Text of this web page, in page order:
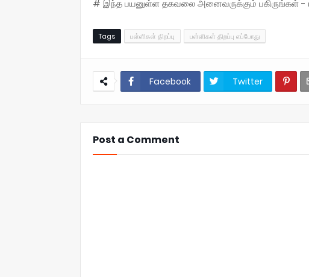
# இந்த பயனுள்ள தகவலை அனைவருக்கும் பகிருங்கள் -
Tags பள்ளிகள் திறப்பு பள்ளிகள் திறப்பு எப்போது
Facebook Twitter
Post a Comment